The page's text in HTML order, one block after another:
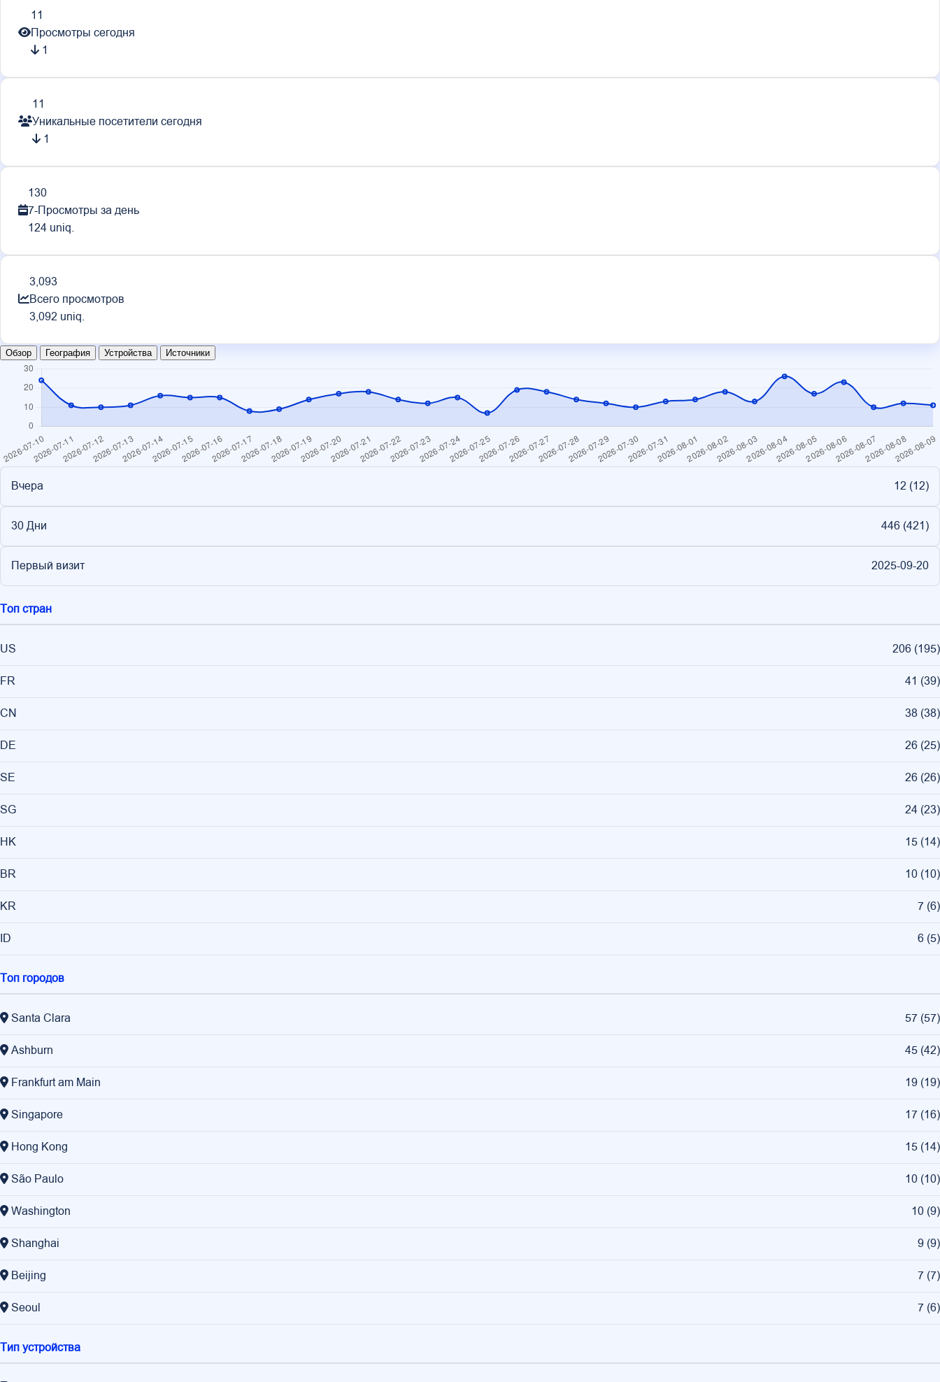
11
Просмотры сегодня
1
11
Уникальные посетители сегодня
1
130
7-Просмотры за день
124 uniq.
3,093
Всего просмотров
3,092 uniq.
Обзор География Устройства Источники
Вчера 12 (12)
30 Дни 446 (421)
Первый визит 2025-09-20
Топ стран
US 206 (195)
FR 41 (39)
CN 38 (38)
DE 26 (25)
SE 26 (26)
SG 24 (23)
HK 15 (14)
BR 10 (10)
KR 7 (6)
ID 6 (5)
Топ городов
Santa Clara 57 (57)
Ashburn 45 (42)
Frankfurt am Main 19 (19)
Singapore 17 (16)
Hong Kong 15 (14)
São Paulo 10 (10)
Washington 10 (9)
Shanghai 9 (9)
Beijing 7 (7)
Seoul 7 (6)
Тип устройства